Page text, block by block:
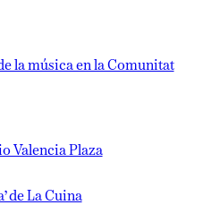
música en la Comunitat
Plaza
La Cuina